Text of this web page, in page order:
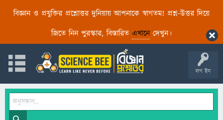
বিজ্ঞান ও প্রযুক্তির প্রশ্নোত্তর দুনিয়ায় আপনাকে স্বাগতম! প্রশ্ন-উত্তর দিয়ে
জিতে নিন পুরস্কার, বিস্তারিত এখানেদেখুন।
লগ ইন